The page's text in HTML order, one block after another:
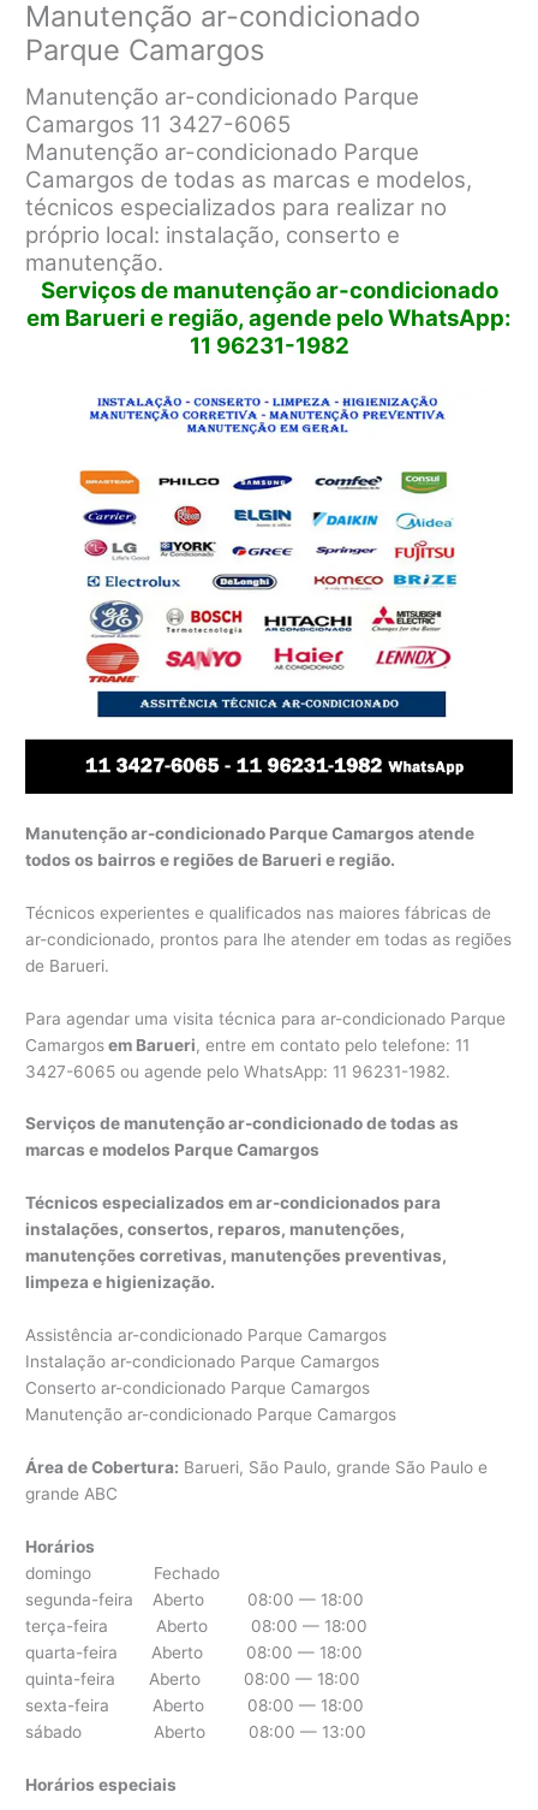
Manutenção ar-condicionado
Parque Camargos
Manutenção ar-condicionado Parque
Camargos 11 3427-6065
Manutenção ar-condicionado Parque
Camargos de todas as marcas e modelos,
técnicos especializados para realizar no
próprio local: instalação, conserto e
manutenção.
Serviços de manutenção ar-condicionado
em Barueri e região, agende pelo WhatsApp:
11 96231-1982
Manutenção ar-condicionado Parque Camargos atende
todos os bairros e regiões de Barueri e região.
Técnicos experientes e qualificados nas maiores fábricas de
ar-condicionado, prontos para lhe atender em todas as regiões
de Barueri.
Para agendar uma visita técnica para ar-condicionado Parque
Camargosem Barueri, entre em contato pelo telefone: 11
3427-6065 ou agende pelo WhatsApp: 11 96231-1982.
Serviços de manutenção ar-condicionado de todas as
marcas e modelos Parque Camargos
Técnicos especializados em ar-condicionados para
instalações, consertos, reparos, manutenções,
manutenções corretivas, manutenções preventivas,
limpeza e higienização.
Assistência ar-condicionado Parque Camargos
Instalação ar-condicionado Parque Camargos
Conserto ar-condicionado Parque Camargos
Manutenção ar-condicionado Parque Camargos
Área de Cobertura: Barueri, São Paulo, grande São Paulo e
grande ABC
Horários
domingo Fechado
segunda-feira Aberto 08:00 — 18:00
terça-feira Aberto 08:00 — 18:00
quarta-feira Aberto 08:00 — 18:00
quinta-feira Aberto 08:00 — 18:00
sexta-feira Aberto 08:00 — 18:00
sábado Aberto 08:00 — 13:00
Horários especiais